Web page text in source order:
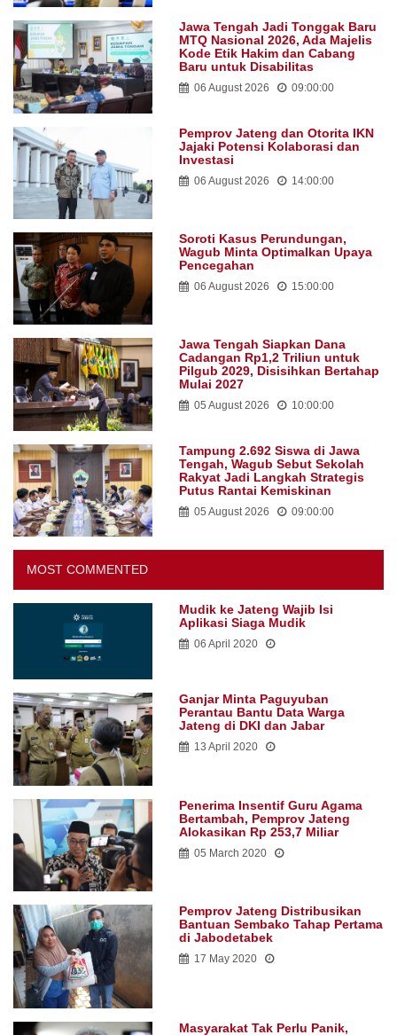
Jawa Tengah Jadi Tonggak Baru
MTQ Nasional 2026, Ada Majelis
Kode Etik Hakim dan Cabang
Baru untuk Disabilitas
06 August 2026 09:00:00
Pemprov Jateng dan Otorita IKN
Jajaki Potensi Kolaborasi dan
Investasi
06 August 2026 14:00:00
Soroti Kasus Perundungan,
Wagub Minta Optimalkan Upaya
Pencegahan
06 August 2026 15:00:00
Jawa Tengah Siapkan Dana
Cadangan Rp1,2 Triliun untuk
Pilgub 2029, Disisihkan Bertahap
Mulai 2027
05 August 2026 10:00:00
Tampung 2.692 Siswa di Jawa
Tengah, Wagub Sebut Sekolah
Rakyat Jadi Langkah Strategis
Putus Rantai Kemiskinan
05 August 2026 09:00:00
MOST COMMENTED
Mudik ke Jateng Wajib Isi
Aplikasi Siaga Mudik
06 April 2020
Ganjar Minta Paguyuban
Perantau Bantu Data Warga
Jateng di DKI dan Jabar
13 April 2020
Penerima Insentif Guru Agama
Bertambah, Pemprov Jateng
Alokasikan Rp 253,7 Miliar
05 March 2020
Pemprov Jateng Distribusikan
Bantuan Sembako Tahap Pertama
di Jabodetabek
17 May 2020
Masyarakat Tak Perlu Panik,